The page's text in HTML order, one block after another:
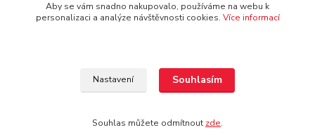
Po-Pá 9:30 - 17:30
Aby se vám snadno nakupovalo, používáme na webu k
personalizaci a analýze návštěvnosti cookies. Více informací
Nastavení Souhlasím
Souhlas můžete odmítnout zde.